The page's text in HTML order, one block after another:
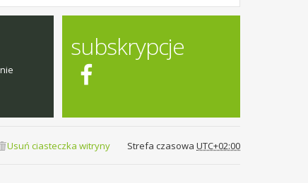
subskrypcje
Strefa czasowa UTC+02:00
Usuń ciasteczka witryny